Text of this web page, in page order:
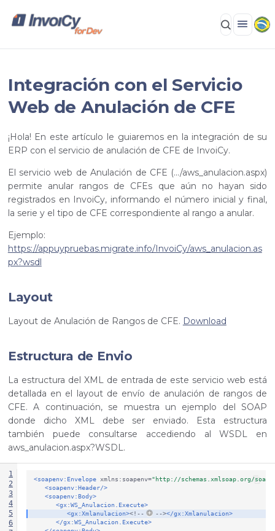
Integración con el Servicio
Web de Anulación de CFE
¡Hola! En este artículo le guiaremos en la integración de su
ERP con el servicio de anulación de CFE de InvoiCy.
El servicio web de Anulación de CFE (.../aws_anulacion.aspx)
permite anular rangos de CFEs que aún no hayan sido
registrados en InvoiCy, informando el número inicial y final,
la serie y el tipo de CFE correspondiente al rango a anular.
Ejemplo:
https://appuypruebas.migrate.info/InvoiCy/aws_anulacion.as
px?wsdl
Layout
Layout de Anulación de Rangos de CFE. Download
Estructura de Envio
La estructura del XML de entrada de este servicio web está
detallada en el layout de envío de anulación de rangos de
CFE. A continuación, se muestra un ejemplo del SOAP
donde dicho XML debe ser enviado. Esta estructura
también puede consultarse accediendo al WSDL en
aws_anulacion.aspx?WSDL.
1
2
3
4
5
6
<soapenv:Envelope xmlns:soapenv="http://schemas.xmlsoap.org/soap/
<soapenv:Header/>
<soapenv:Body>
<gx:WS_Anulacion.Execute>
<gx:Xmlanulacion><!-- --></gx:Xmlanulacion>
</gx:WS_Anulacion.Execute>